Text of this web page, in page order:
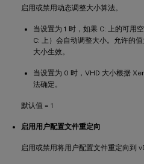
启用或禁用动态调整大小算法。
当设置为 1 时，如果 C: 上的可用
C: 上）会自动调整大小。允许的
大小生效。
当设置为 0 时，VHD 大小根据
法确定。
默认值 = 1
启用用户配置文件重定向
启用或禁用将用户配置文件重定向到